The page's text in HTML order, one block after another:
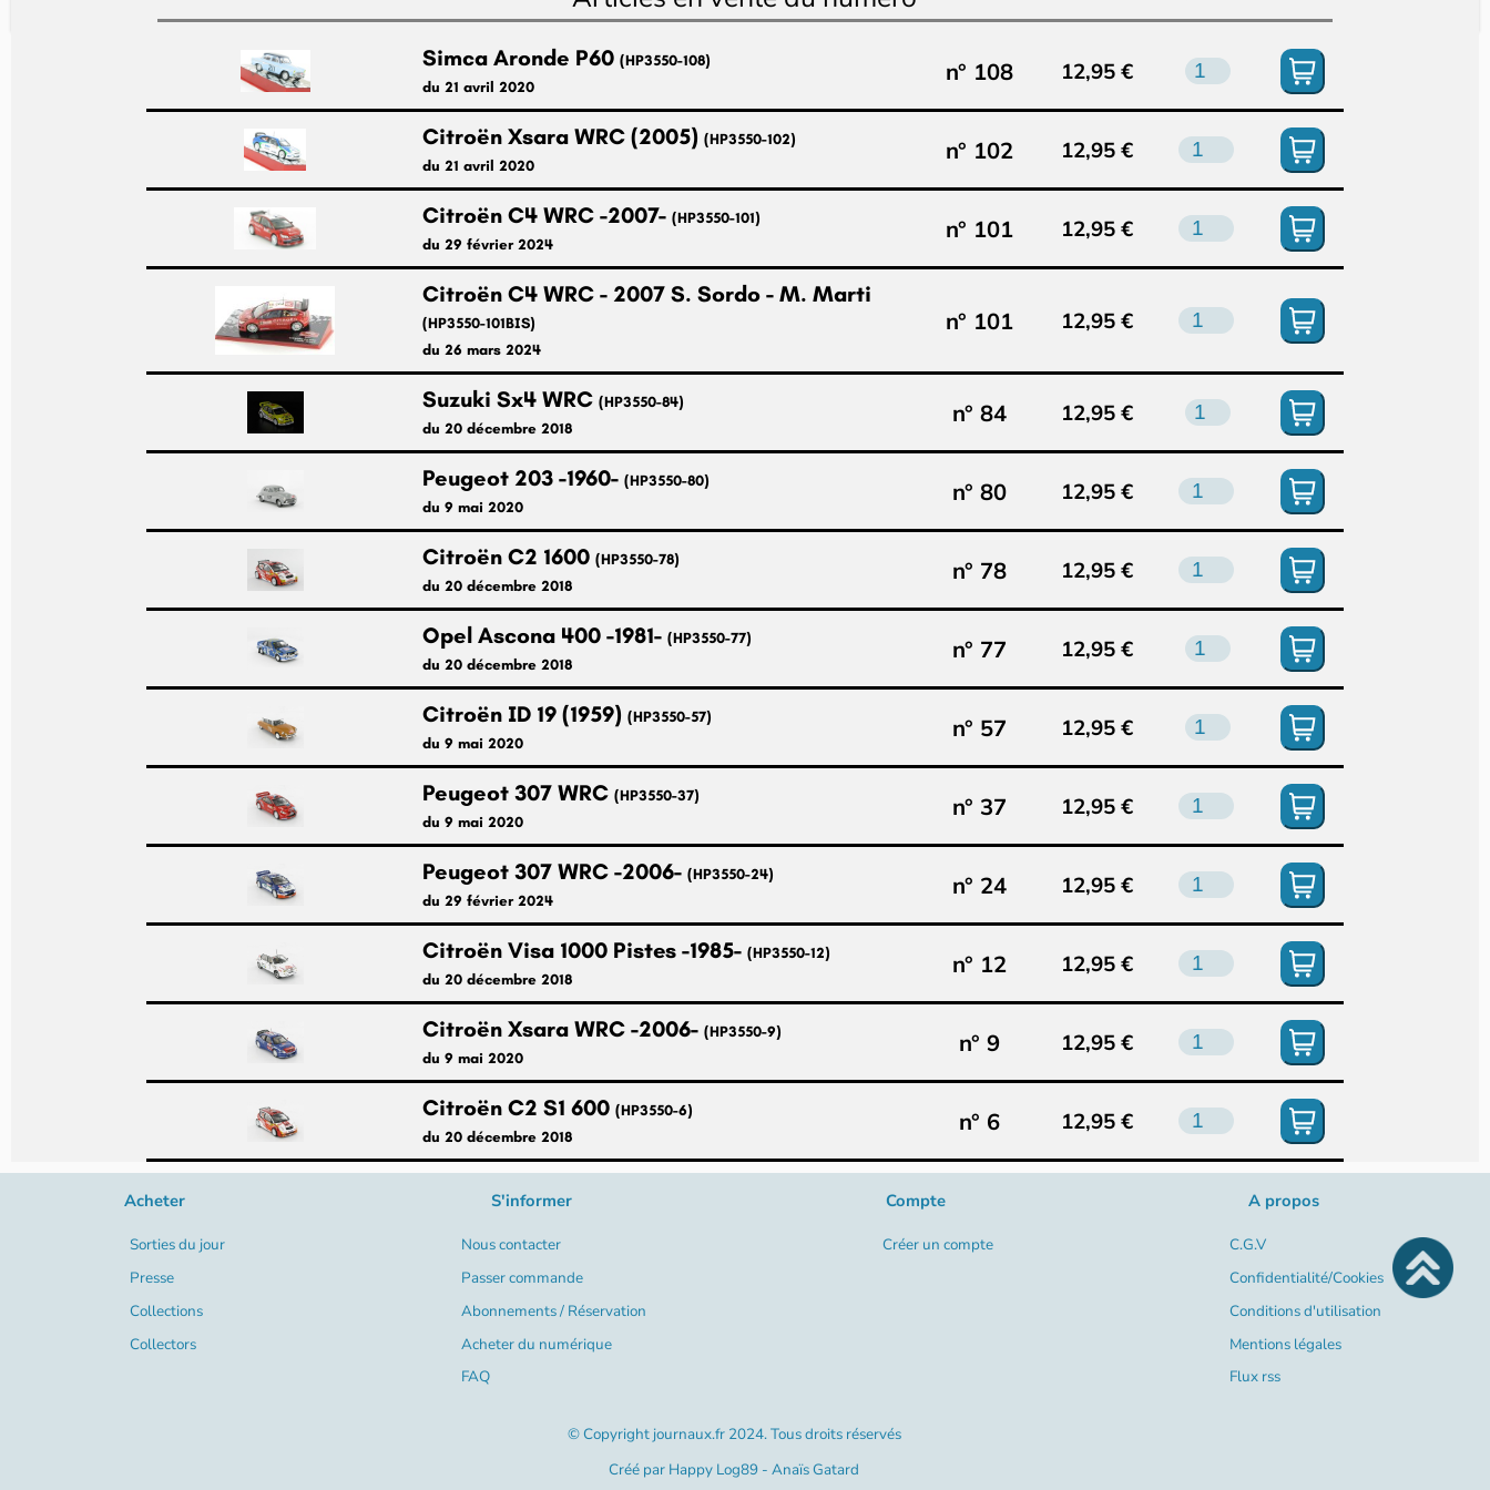
Simca Aronde P60(HP3550-108)
du 21 avril 2020
n° 108 12,95 €
Citroën Xsara WRC (2005)(HP3550-102)
du 21 avril 2020
n° 102 12,95 €
Citroën C4 WRC -2007-(HP3550-101)
du 29 février 2024
n° 101 12,95 €
Citroën C4 WRC - 2007 S. Sordo - M. Marti
(HP3550-101BIS)
du 26 mars 2024
n° 101 12,95 €
Suzuki Sx4 WRC(HP3550-84)
du 20 décembre 2018
n° 84 12,95 €
Peugeot 203 -1960-(HP3550-80)
du 9 mai 2020
n° 80 12,95 €
Citroën C2 1600(HP3550-78)
du 20 décembre 2018
n° 78 12,95 €
Opel Ascona 400 -1981-(HP3550-77)
du 20 décembre 2018
n° 77 12,95 €
Citroën ID 19 (1959)(HP3550-57)
du 9 mai 2020
n° 57 12,95 €
Peugeot 307 WRC(HP3550-37)
du 9 mai 2020
n° 37 12,95 €
Peugeot 307 WRC -2006-(HP3550-24)
du 29 février 2024
n° 24 12,95 €
Citroën Visa 1000 Pistes -1985-(HP3550-12)
du 20 décembre 2018
n° 12 12,95 €
Citroën Xsara WRC -2006-(HP3550-9)
du 9 mai 2020
n° 9 12,95 €
Citroën C2 S1 600(HP3550-6)
du 20 décembre 2018
n° 6 12,95 €
Acheter
Sorties du jour
Presse
Collections
Collectors
S'informer
Nous contacter
Passer commande
Abonnements / Réservation
Acheter du numérique
FAQ
Compte
Créer un compte
A propos
C.G.V
Confidentialité/Cookies
Conditions d'utilisation
Mentions légales
Flux rss
© Copyright journaux.fr 2024. Tous droits réservés
Créé par Happy Log89 - Anaïs Gatard